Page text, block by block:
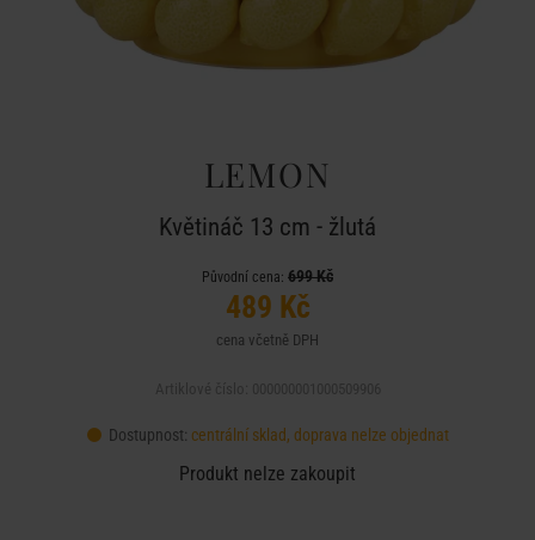
LEMON
Květináč 13 cm - žlutá
Původní cena: 699 Kč
489 Kč
cena včetně DPH
Dostupnost: centrální sklad, doprava nelze objednat
Produkt nelze zakoupit